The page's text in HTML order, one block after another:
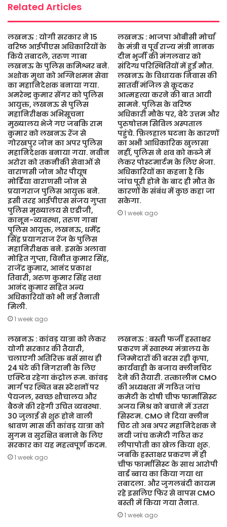
Related Articles
लखनऊ : योगी सरकार ने 15
वरिष्ठ आईपीएस अधिकारियों के
किये तबादले, तरुण गाबा
लखनऊ के पुलिस कमिश्नर बने.
अशोक मुथा को अग्निशमन सेवा
का महानिदेशक बनाया गया.
अमरेन्द्र कुमार सेंगर को पुलिस
आयुक्त, लखनऊ से पुलिस
महानिरीक्षक अभिसूचना
मुख्यालय भेजे गए जबकि राम
कुमार को लखनऊ रेंज से
गोरखपुर जोन का अपर पुलिस
महानिदेशक बनाया गया. नवीन
अरोरा को तकनीकी सेवाओं से
वाराणसी जोन और पीयूष
मोर्डिया वाराणसी जोन से
प्रयागराज पुलिस आयुक्त बने.
इसी तरह आईपीएस संजय गुप्ता
पुलिस मुख्यालय से एडीजी,
कानून-व्यवस्था, तरुण गाबा
पुलिस आयुक्त, लखनऊ, धर्मेंद्र
सिंह प्रयागराज रेंज के पुलिस
महानिरीक्षक बने. इसके अलावा
मोहित गुप्ता, विनीत कुमार सिंह,
राजेंद्र कुमार, आनंद प्रकाश
तिवारी, अरुण कुमार सिंह तथा
आनंद कुमार सहित अन्य
अधिकारियों को भी नई तैनाती
मिली.
1 week ago
लखनऊ : भाजपा ओबीसी मोर्चा
के मंत्री व पूर्व राज्य मंत्री नानक
दीन भुर्जी की मंगलवार को
संदिग्ध परिस्थितियों में हुई मौत.
लखनऊ के विधायक निवास की
सातवीं मंजिल से कूदकर
आत्महत्या करने की बात आयी
सामने. पुलिस के वरिष्ठ
अधिकारी मौके पर, बेटे उत्तम और
पुरुषोत्तम सिविल अस्पताल
पहुंचे. फ़िलहाल घटना के कारणों
का अभी आधिकारिक खुलासा
नहीं, पुलिस ने शव को कब्जे में
लेकर पोस्टमार्टम के लिए भेजा.
अधिकारियों का कहना है कि
जांच पूरी होने के बाद ही मौत के
कारणों के संबंध में कुछ कहा जा
सकेगा.
1 week ago
लखनऊ : कांवड़ यात्रा को लेकर
योगी सरकार की तैयारी,
चलाएगी अतिरिक्त बसें साथ ही
24 घंटे की निगरानी के लिए
एक्टिव रहेगा कंट्रोल रूम. कांवड़
मार्ग पर स्थित बस स्टेशनों पर
पेयजल, स्वच्छ शौचालय और
बैठने की रहेगी उचित व्यवस्था.
30 जुलाई से शुरू होने वाली
श्रावण मास की कांवड़ यात्रा को
सुगम व सुरक्षित बनाने के लिए
सरकार का यह महत्वपूर्ण कदम.
1 week ago
लखनऊ : बस्ती फर्जी हस्ताक्षर
प्रकरण में स्वास्थ्य मंत्रालय के
जिम्मेदारों की बरस रही कृपा,
कार्यवाही के बजाय क्लीनचिट
देने की तैयारी. तत्कालीन CMO
की अध्यक्षता में गठित जांच
कमेटी के दोषी चीफ फार्मासिस्ट
अजय मिश्र को बचाने में उतरा
सिस्टम. CMO ने दिया क्लीन
चिट तो अब अपर महानिदेशक ने
नयी जांच कमेटी गठित कर
लीपापोती का खेल किया शुरू.
जबकि हस्ताक्षर प्रकरण में ही
चीफ फार्मासिस्ट के साथ आरोपी
वार्ड ब्वाय का किया गया था
तबादला. और जुगलबंदी कायम
रहे इसलिए फिर से वापस CMO
बस्ती में किया गया तैनात.
1 week ago